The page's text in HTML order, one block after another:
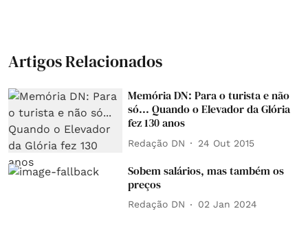
Artigos Relacionados
Memória DN: Para o turista e não
só... Quando o Elevador da Glória
fez 130 anos
Redação DN 24 Out 2015
Sobem salários, mas também os
preços
Redação DN 02 Jan 2024